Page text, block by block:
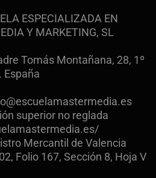
ESPECIALIZADA EN
Y MARKETING, SL
Tomás Montañana, 28, 1º
España
superior no reglada
Mercantil de Valencia
Folio 167, Sección 8, Hoja V